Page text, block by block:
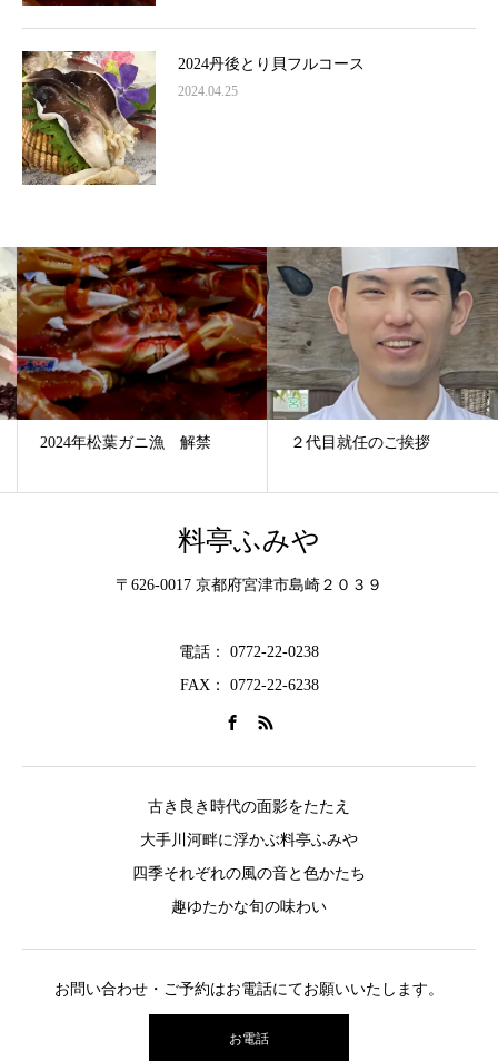
2024丹後とり貝フルコース
2024.04.25
2024年松葉ガニ漁 解禁 ２代目就任のご挨拶
料亭ふみや
〒626-0017 京都府宮津市島崎２０３９
電話： 0772-22-0238
FAX： 0772-22-6238
古き良き時代の面影をたたえ
大手川河畔に浮かぶ料亭ふみや
四季それぞれの風の音と色かたち
趣ゆたかな旬の味わい
お問い合わせ・ご予約はお電話にてお願いいたします。
お電話